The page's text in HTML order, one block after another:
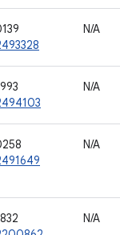
N/A
N/A
N/A
N/A